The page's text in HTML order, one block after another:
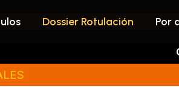
Dossier Rotulación Por